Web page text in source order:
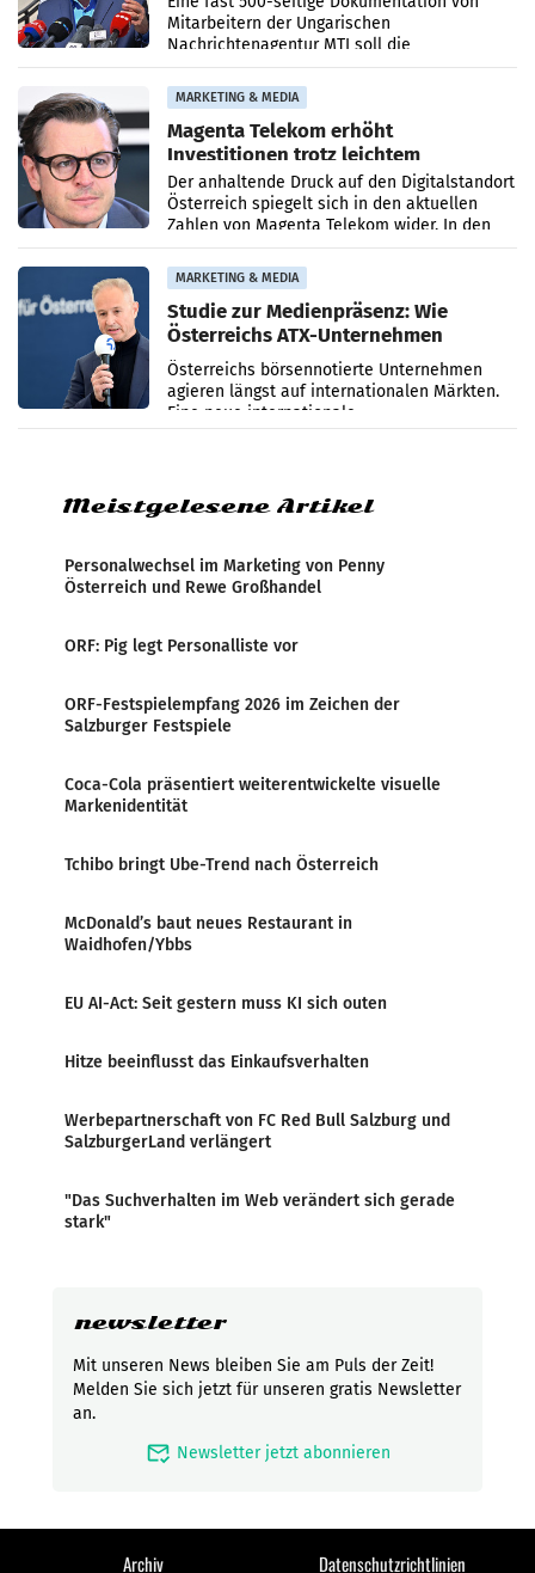
Mitarbeitern der Ungarischen
Nachrichtenagentur MTI soll die
systematische Nachrichten-Manipulation und
Zensur bei der Agentur während der Zeit
MARKETING & MEDIA
Magenta Telekom erhöht
Investitionen trotz leichtem
Umsatzrückgang
Der anhaltende Druck auf den Digitalstandort
Österreich spiegelt sich in den aktuellen
Zahlen von Magenta Telekom wider. In den
ersten sechs Monaten des laufenden Jahres
verzeichnete
MARKETING & MEDIA
Studie zur Medienpräsenz: Wie
Österreichs ATX-Unternehmen
international wahrgenommen
werden
Österreichs börsennotierte Unternehmen
agieren längst auf internationalen Märkten.
Eine neue internationale
Medienresonanzanalyse untersucht die
Meistgelesene Artikel
Personalwechsel im Marketing von Penny
Österreich und Rewe Großhandel
ORF: Pig legt Personalliste vor
ORF-Festspielempfang 2026 im Zeichen der
Salzburger Festspiele
Coca-Cola präsentiert weiterentwickelte visuelle
Markenidentität
Tchibo bringt Ube-Trend nach Österreich
McDonald’s baut neues Restaurant in
Waidhofen/Ybbs
EU AI-Act: Seit gestern muss KI sich outen
Hitze beeinflusst das Einkaufsverhalten
Werbepartnerschaft von FC Red Bull Salzburg und
SalzburgerLand verlängert
"Das Suchverhalten im Web verändert sich gerade
stark"
newsletter
Mit unseren News bleiben Sie am Puls der Zeit!
Melden Sie sich jetzt für unseren gratis Newsletter
an.
mark_email_read Newsletter jetzt abonnieren
Archiv Datenschutzrichtlinien